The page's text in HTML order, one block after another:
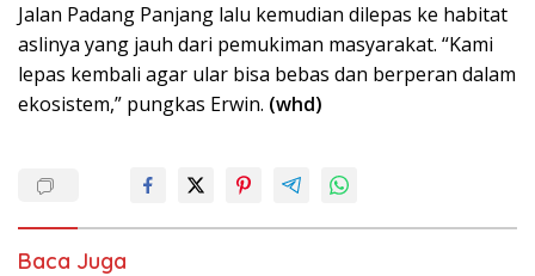
Jalan Padang Panjang lalu kemudian dilepas ke habitat
aslinya yang jauh dari pemukiman masyarakat. “Kami
lepas kembali agar ular bisa bebas dan berperan dalam
ekosistem,” pungkas Erwin. (whd)
Baca Juga